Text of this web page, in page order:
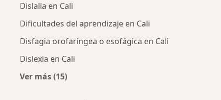
Dislalia en Cali
Dificultades del aprendizaje en Cali
Disfagia orofaríngea o esofágica en Cali
Dislexia en Cali
Ver más (15)